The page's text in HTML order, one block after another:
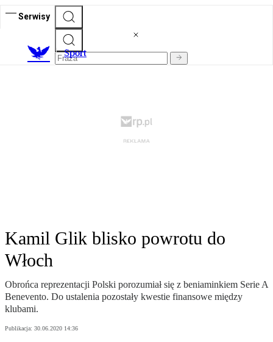
Serwisy
Sport
Kamil Glik blisko powrotu do
Włoch
Obrońca reprezentacji Polski porozumiał się z beniaminkiem Serie A
Benevento. Do ustalenia pozostały kwestie finansowe między
klubami.
Publikacja: 30.06.2020 14:36